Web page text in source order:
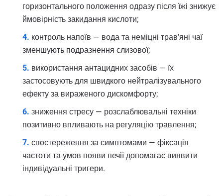
горизонтального положення одразу після їжі знижує
ймовірність закидання кислоти;
контроль напоїв — вода та неміцні трав’яні чаї
зменшують подразнення слизової;
використання антацидних засобів — їх
застосовують для швидкого нейтралізувального
ефекту за вираженого дискомфорту;
зниження стресу — розслаблювальні техніки
позитивно впливають на регуляцію травлення;
спостереження за симптомами — фіксація
частоти та умов появи печії допомагає виявити
індивідуальні тригери.